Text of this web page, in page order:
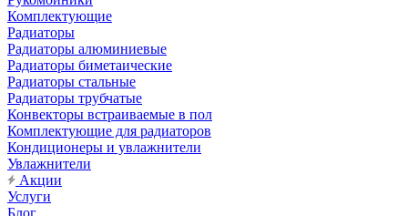
Комплектующие
Радиаторы
Радиаторы алюминиевые
Радиаторы биметаические
Радиаторы стальные
Радиаторы трубчатые
Конвекторы встраиваемые в пол
Комплектующие для радиаторов
Кондиционеры и увлажнители
Увлажнители
Акции
Услуги
Блог